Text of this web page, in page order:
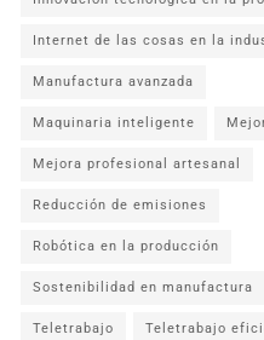
Internet de las cosas en la
Manufactura avanzada
Maquinaria inteligente
Mejora profesional artesanal
Reducción de emisiones
Robótica en la producción
Sostenibilidad en manufactura
Teletrabajo Teletrabajo